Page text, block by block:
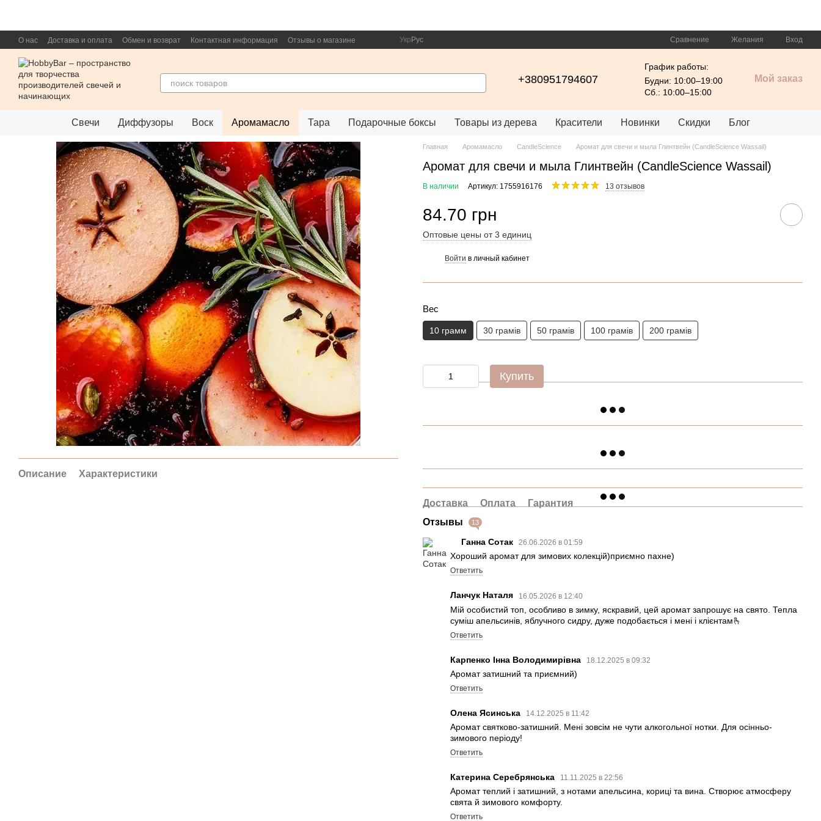
О нас Доставка и оплата Обмен и возврат Контактная информация Отзывы о магазине Укр Рус Сравнение Желания Вход
+380951794607
График работы:
Будни: 10:00–19:00
Сб.: 10:00–15:00
Мой заказ
Свечи Диффузоры Воск Аромамасло Тара Подарочные боксы Товары из дерева Красители Новинки Скидки Блог
Описание Характеристики
Главная Аромамасло CandleScience Аромат для свечи и мыла Глинтвейн (CandleScience Wassail)
Аромат для свечи и мыла Глинтвейн (CandleScience Wassail)
В наличии Артикул: 1755916176 13 отзывов
84.70 грн
Оптовые цены от 3 единиц
Войти в личный кабинет
Вес
10 грамм 30 грамів 50 грамів 100 грамів 200 грамів
Купить
Доставка Оплата
Гарантия
Отзывы
13
Ганна Сотак 26.06.2026 в 01:59
Хороший аромат для зимових колекцій)приємно пахне)
Ответить
Ланчук Наталя 16.05.2026 в 12:40
Мій особистий топ, особливо в зимку, яскравий, цей аромат запрошує на свято. Тепла
суміш апельсинів, яблучного сидру, дуже подобається і мені і клієнтам🫰
Ответить
Карпенко Інна Володимирівна 18.12.2025 в 09:32
Аромат затишний та приємний)
Ответить
Олена Ясинська 14.12.2025 в 11:42
Аромат святково-затишний. Мені зовсім не чути алкогольної нотки. Для осінньо-
зимового періоду!
Ответить
Катерина Серебрянська 11.11.2025 в 22:56
Аромат теплий і затишний, з нотами апельсина, кориці та вина. Створює атмосферу
свята й зимового комфорту.
Ответить